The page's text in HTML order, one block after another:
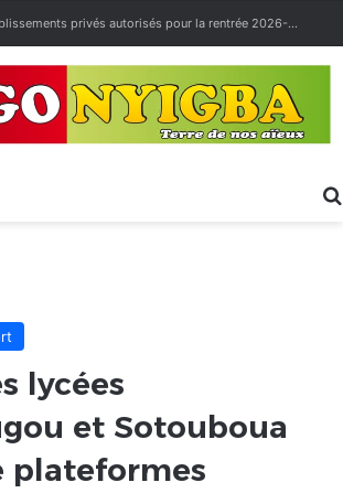
Made in Togo 2026 : un bilan positif qui prépare le terrain pour la Foire Internationale de Lomé
lycées
et Sotouboua
plateformes